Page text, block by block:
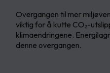
Overgangen til mer
viktig for å kutte CO₂-
klimaendringene.
denne overgangen.